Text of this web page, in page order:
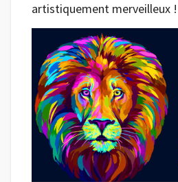
artistiquement merveilleux !